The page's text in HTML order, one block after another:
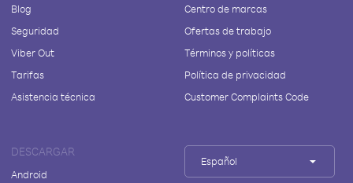
Blog
Seguridad
Viber Out
Tarifas
Asistencia técnica
Centro de marcas
Ofertas de trabajo
Términos y políticas
Política de privacidad
Customer Complaints Code
DESCARGAR
Android
Español